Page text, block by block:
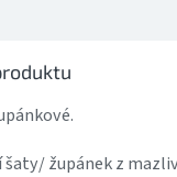
župánek z